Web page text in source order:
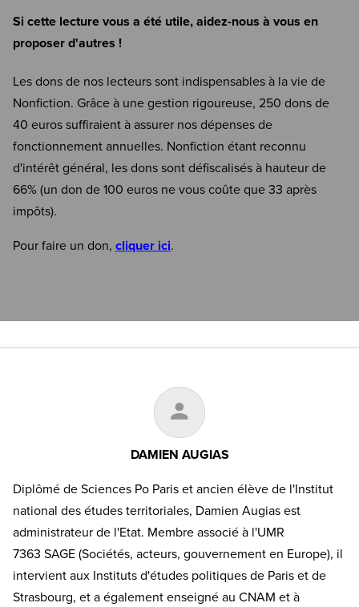
Si cette lecture vous a été utile, aidez-nous à vous en
proposer d'autres !
Les dons de nos lecteurs sont indispensables à la vie de
Nonfiction. Grâce à une gestion rigoureuse, 250 dons de
40 euros suffiraient à assurer nos dépenses de
fonctionnement annuelles. Nonfiction étant reconnu
d'intérêt général, les dons sont défiscalisés à hauteur de
66% (un don de 100 euros ne vous coûte que 33 après
impôts).
Pour faire un don, cliquer ici.
DAMIEN AUGIAS
Diplômé de Sciences Po Paris et ancien élève de l'Institut
national des études territoriales, Damien Augias est
administrateur de l'Etat. Membre associé à l'UMR
7363 SAGE (Sociétés, acteurs, gouvernement en Europe), il
intervient aux Instituts d'études politiques de Paris et de
Strasbourg, et a également enseigné au CNAM et à